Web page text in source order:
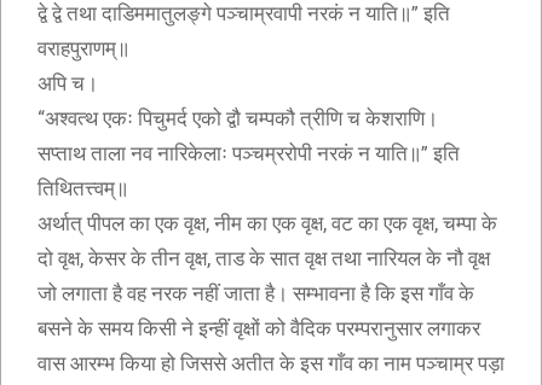
द्वे द्वे तथा दाडिममातुलङ्गे पञ्चाम्रवापी नरकं न याति॥” इति
वराहपुराणम्॥
अपि च।
“अश्वत्थ एकः पिचुमर्द एको द्वौ चम्पकौ त्रीणि च केशराणि।
सप्ताथ ताला नव नारिकेलाः पञ्चम्ररोपी नरकं न याति॥” इति
तिथितत्त्वम्॥
अर्थात् पीपल का एक वृक्ष, नीम का एक वृक्ष, वट का एक वृक्ष, चम्पा के
दो वृक्ष, केसर के तीन वृक्ष, ताड के सात वृक्ष तथा नारियल के नौ वृक्ष
जो लगाता है वह नरक नहीं जाता है। सम्भावना है कि इस गाँव के
बसने के समय किसी ने इन्हीं वृक्षों को वैदिक परम्परानुसार लगाकर
वास आरम्भ किया हो जिससे अतीत के इस गाँव का नाम पञ्चाम्र पड़ा